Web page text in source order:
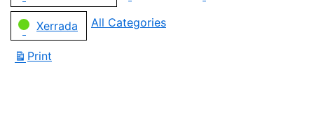
Xerrada All Categories
Print